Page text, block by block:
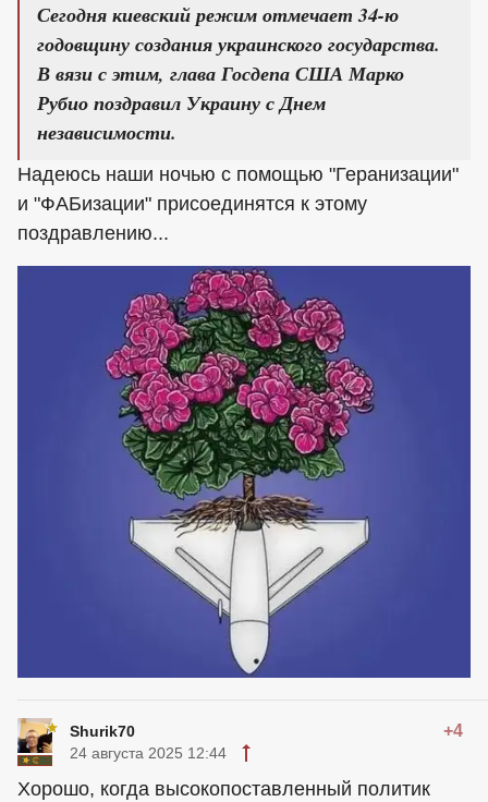
Сегодня киевский режим отмечает 34-ю
годовщину создания украинского государства.
В вязи с этим, глава Госдепа США Марко
Рубио поздравил Украину с Днем
независимости.
Надеюсь наши ночью с помощью "Геранизации"
и "ФАБизации" присоединятся к этому
поздравлению...
Shurik70 +4
24 августа 2025 12:44
Хорошо, когда высокопоставленный политик